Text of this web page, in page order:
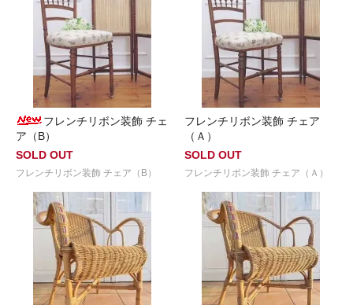
フレンチリボン装飾 チェ
ア（B）
SOLD OUT
フレンチリボン装飾 チェア（B）
フレンチリボン装飾 チェア
（Ａ）
SOLD OUT
フレンチリボン装飾 チェア（Ａ）